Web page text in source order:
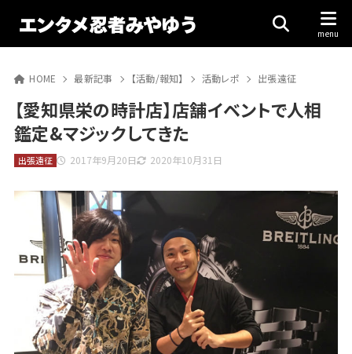
HOME 最新記事 【活動/報知】 活動レポ 出張遠征
【愛知県栄の時計店】店舗イベントで人相
鑑定&マジックしてきた
2017年9月20日 2020年10月31日
出張遠征